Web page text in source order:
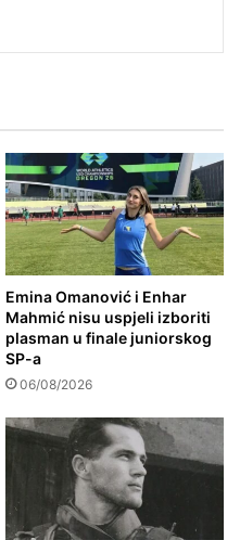
Emina Omanović i Enhar
Mahmić nisu uspjeli izboriti
plasman u finale juniorskog
SP-a
06/08/2026